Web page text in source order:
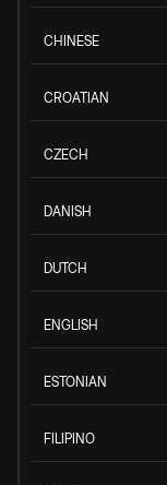
CHINESE
CROATIAN
CZECH
DANISH
DUTCH
ENGLISH
ESTONIAN
FILIPINO